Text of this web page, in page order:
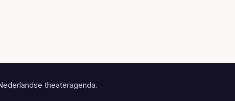
theateragenda.